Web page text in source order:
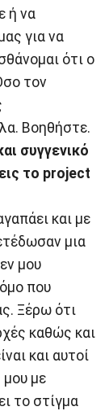
ή να
για να
ότι ο
τον
Βοηθήστε.
συγγενικό
το project
και με
μια
μου
που
Ξέρω ότι
καθώς και
και αυτοί
μου με
το στίγμα